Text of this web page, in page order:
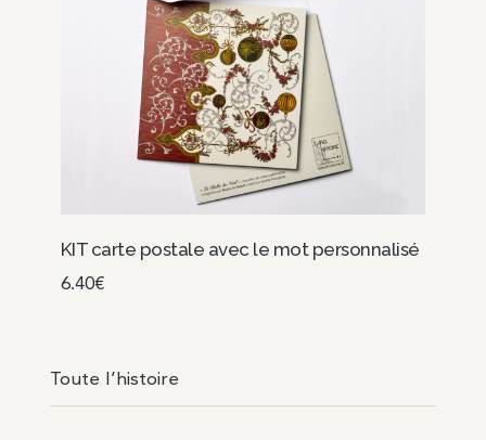
KIT carte postale avec le mot personnalisé
6.40€
Toute l’histoire